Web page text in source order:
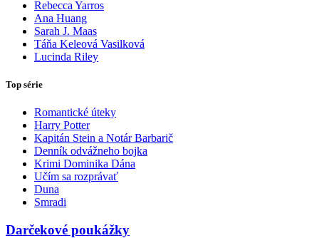
Rebecca Yarros
Ana Huang
Sarah J. Maas
Táňa Keleová Vasilková
Lucinda Riley
Top série
Romantické úteky
Harry Potter
Kapitán Stein a Notár Barbarič
Denník odvážneho bojka
Krimi Dominika Dána
Učím sa rozprávať
Duna
Smradi
Darčekové poukážky